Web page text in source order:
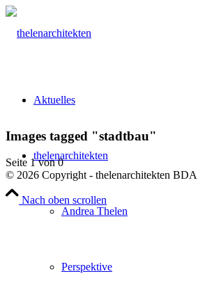
Aktuelles
thelenarchitekten
Andrea Thelen
Perspektive
Images tagged "stadtbau"
Seite 1 von 0
© 2026 Copyright - thelenarchitekten BDA
Nach oben scrollen